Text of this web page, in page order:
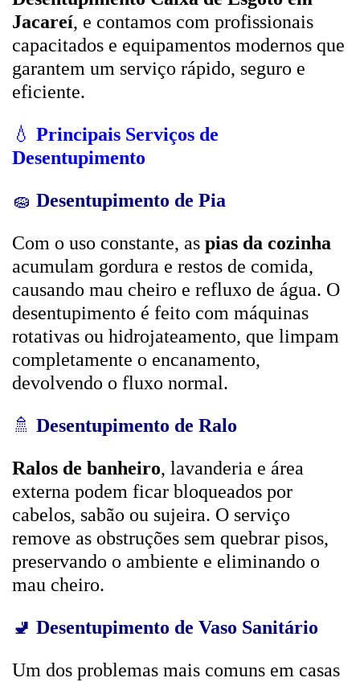
Jacareí, e contamos com profissionais
capacitados e equipamentos modernos que
garantem um serviço rápido, seguro e
eficiente.
💧 Principais Serviços de
Desentupimento
🧽 Desentupimento de Pia
Com o uso constante, as pias da cozinha
acumulam gordura e restos de comida,
causando mau cheiro e refluxo de água. O
desentupimento é feito com máquinas
rotativas ou hidrojateamento, que limpam
completamente o encanamento,
devolvendo o fluxo normal.
🚿 Desentupimento de Ralo
Ralos de banheiro, lavanderia e área
externa podem ficar bloqueados por
cabelos, sabão ou sujeira. O serviço
remove as obstruções sem quebrar pisos,
preservando o ambiente e eliminando o
mau cheiro.
🚽 Desentupimento de Vaso Sanitário
Um dos problemas mais comuns em casas